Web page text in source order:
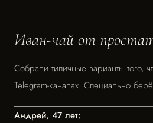
Иван-чай от
Собрали типичные варианты того,
Telegram-каналах. Специально
Андрей, 47 лет: